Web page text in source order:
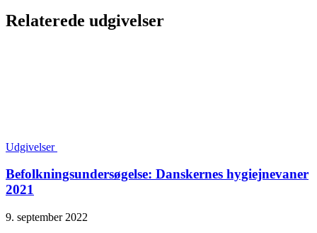
Relaterede udgivelser
Udgivelser
Befolkningsundersøgelse: Danskernes hygiejnevaner
2021
9. september 2022